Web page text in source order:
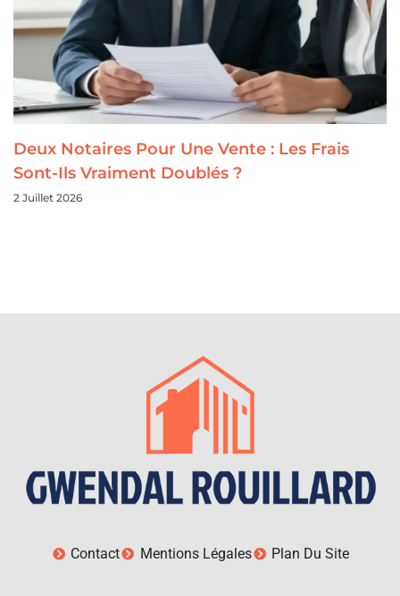
Deux Notaires Pour Une Vente : Les Frais
Sont-Ils Vraiment Doublés ?
2 Juillet 2026
Contact Mentions Légales Plan Du Site